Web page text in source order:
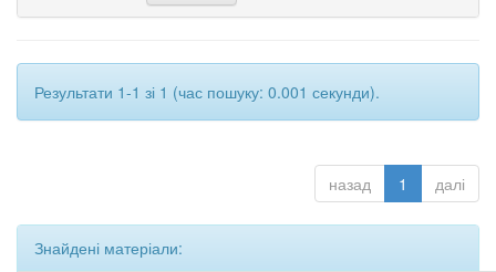
Результати 1-1 зі 1 (час пошуку: 0.001 секунди).
назад 1 далі
Знайдені матеріали: